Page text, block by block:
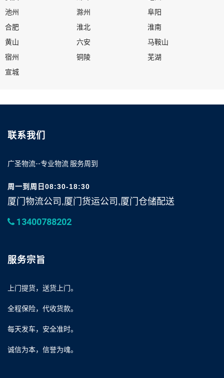
池州
滁州
阜阳
合肥
淮北
淮南
黄山
六安
马鞍山
宿州
铜陵
芜湖
宣城
联系我们
广圣物流--专业物流 服务周到
周一到周日08:30-18:30
厦门物流公司,厦门货运公司,厦门仓储配送
13400788202
服务宗旨
上门提货，送货上门。
全程保险，代收货款。
每天发车，安全准时。
诚信为本，信誉为魂。